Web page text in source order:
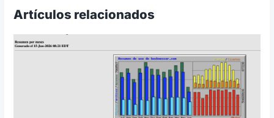
Artículos relacionados